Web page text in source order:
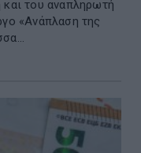
του αναπληρωτή
«Ανάπλαση της